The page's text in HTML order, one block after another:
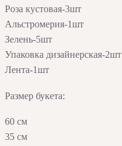
Роза кустовая-3шт
Альстромерия-1шт
Зелень-5шт
Упаковка дизайнерская-2шт
Лента-1шт
Размер букета:
60 см
35 см